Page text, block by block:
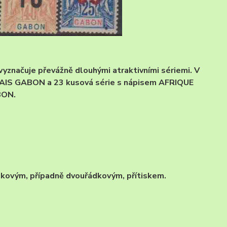
převážně dlouhými atraktivními sériemi. V
GABON a 23 kusová série s nápisem AFRIQUE
případně dvouřádkovým, přítiskem.